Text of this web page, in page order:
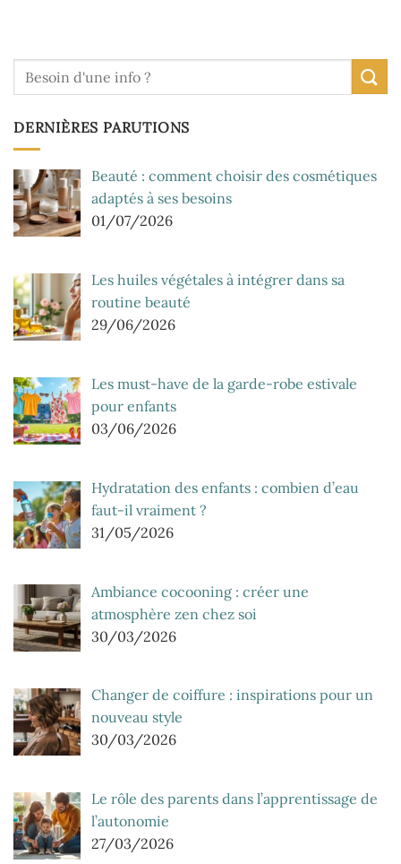
DERNIÈRES PARUTIONS
Beauté : comment choisir des cosmétiques
adaptés à ses besoins
01/07/2026
Les huiles végétales à intégrer dans sa
routine beauté
29/06/2026
Les must-have de la garde-robe estivale
pour enfants
03/06/2026
Hydratation des enfants : combien d’eau
faut-il vraiment ?
31/05/2026
Ambiance cocooning : créer une
atmosphère zen chez soi
30/03/2026
Changer de coiffure : inspirations pour un
nouveau style
30/03/2026
Le rôle des parents dans l’apprentissage de
l’autonomie
27/03/2026